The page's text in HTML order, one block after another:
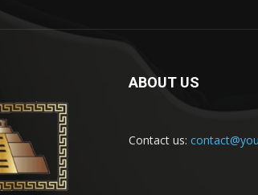
ABOUT US
Contact us: